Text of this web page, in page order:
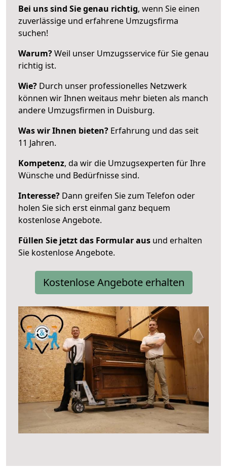
Bei uns sind Sie genau richtig, wenn Sie einen
zuverlässige und erfahrene Umzugsfirma
suchen!
Warum?Weil unser Umzugsservice für Sie genau
richtig ist.
Wie? Durch unser professionelles Netzwerk
können wir Ihnen weitaus mehr bieten als manch
andere Umzugsfirmen in Duisburg.
Was wir Ihnen bieten? Erfahrung und das seit
11 Jahren.
Kompetenz, da wir die Umzugsexperten für Ihre
Wünsche und Bedürfnisse sind.
Interesse? Dann greifen Sie zum Telefon oder
holen Sie sich erst einmal ganz bequem
kostenlose Angebote.
Füllen Sie jetzt das Formular aus und erhalten
Sie kostenlose Angebote.
Kostenlose Angebote erhalten